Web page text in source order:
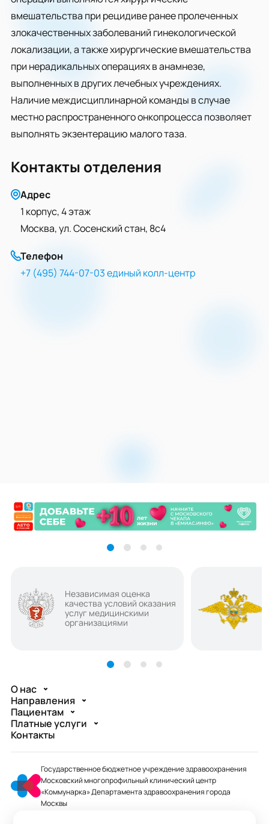
вмешательства при рецидиве ранее пролеченных
злокачественных заболеваний гинекологической
локализации, а также хирургические вмешательства
при нерадикальных операциях в анамнезе,
выполненных в других лечебных учреждениях.
Наличие междисциплинарной команды в случае
местно распространенного онкопроцесса позволяет
выполнять экзентерацию малого таза.
Контакты отделения
Адрес
1 корпус, 4 этаж
Москва, ул. Сосенский стан, 8с4
Телефон
+7 (495) 744-07-03 единый колл-центр
Независимая оценка
качества условий оказания
услуг медицинскими
организациями
О нас
Направления
Пациентам
Платные услуги
Контакты
Государственное бюджетное учреждение здравоохранения
Московский многопрофильный клинический центр
«Коммунарка» Департамента здравоохранения города
Москвы